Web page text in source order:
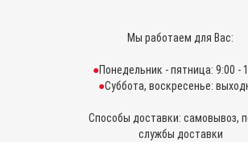
Мы работаем для Вас:
Понедельник - пятница: 9:00 -
Суббота, воскресенье:
Способы доставки: самовывоз,
службы доставки